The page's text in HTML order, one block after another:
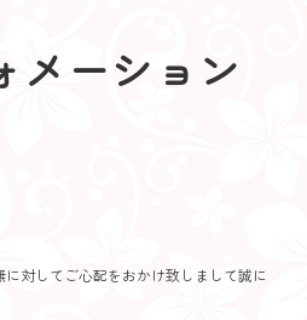
メーション
対してご心配をおかけ致しまして誠に